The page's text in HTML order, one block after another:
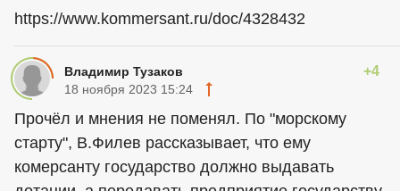
https://www.kommersant.ru/doc/4328432
Владимир Тузаков +4
18 ноября 2023 15:24
Прочёл и мнения не поменял. По "морскому
старту", В.Филев рассказывает, что ему
комерсанту государство должно выдавать